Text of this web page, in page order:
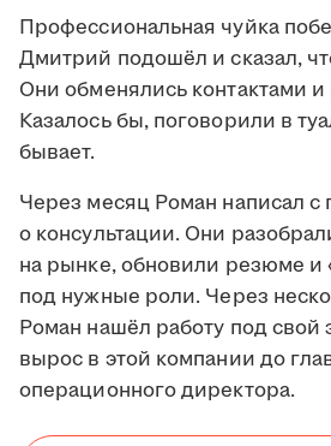
Профессиональная чуйка
Дмитрий подошёл и сказал,
Они обменялись контактами
Казалось бы, поговорили в
бывает.
Через месяц Роман написал с
о консультации. Они
на рынке, обновили резюме и
под нужные роли. Через
Роман нашёл работу под свой
вырос в этой компании до
операционного директора.